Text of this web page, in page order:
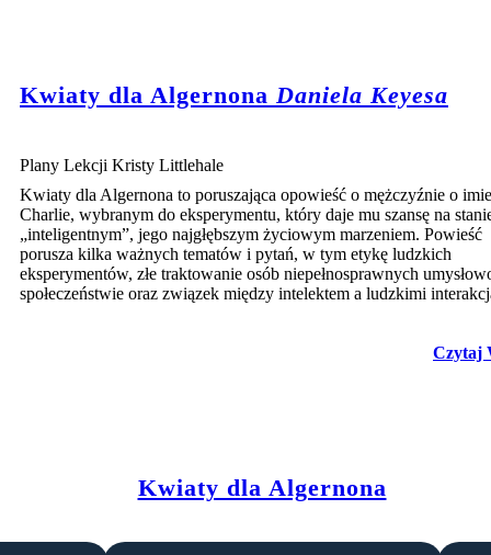
Kwiaty dla Algernona Daniela Keyesa
Plany Lekcji Kristy Littlehale
Kwiaty dla Algernona to poruszająca opowieść o mężczyźnie o
Charlie, wybranym do eksperymentu, który daje mu szansę na
„inteligentnym”, jego najgłębszym życiowym marzeniem. Powieść
porusza kilka ważnych tematów i pytań, w tym etykę ludzkich
eksperymentów, złe traktowanie osób niepełnosprawnych
społeczeństwie oraz związek między intelektem a ludzkimi
Czytaj
Kwiaty dla Algernona